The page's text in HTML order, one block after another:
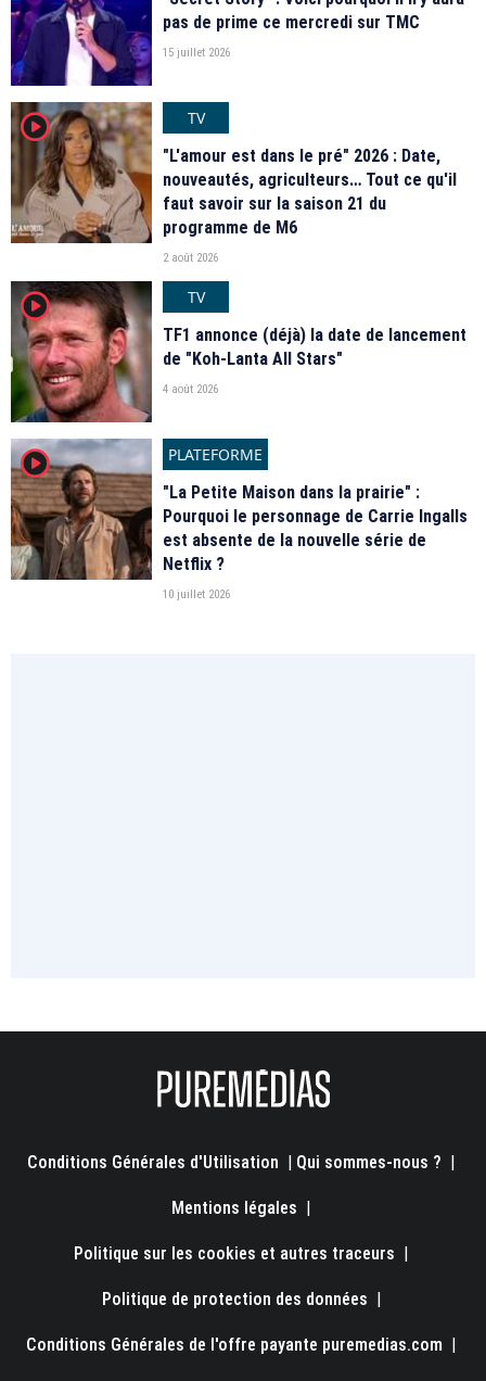
pas de prime ce mercredi sur TMC
15 juillet 2026
player2
TV
"L'amour est dans le pré" 2026 : Date,
nouveautés, agriculteurs… Tout ce qu'il
faut savoir sur la saison 21 du
programme de M6
2 août 2026
player2
TV
TF1 annonce (déjà) la date de lancement
de "Koh-Lanta All Stars"
4 août 2026
player2
PLATEFORME
"La Petite Maison dans la prairie" :
Pourquoi le personnage de Carrie Ingalls
est absente de la nouvelle série de
Netflix ?
10 juillet 2026
Conditions Générales d'Utilisation Qui sommes-nous ?
Mentions légales
Politique sur les cookies et autres traceurs
Politique de protection des données
Conditions Générales de l'offre payante puremedias.com